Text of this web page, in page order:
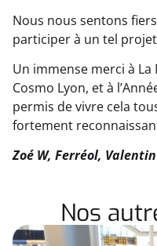
Nous nous sentons
participer à un tel
Un immense merci à La
Cosmo Lyon, et à
permis de vivre cela
fortement
Zoé W, Ferréol,
Nos